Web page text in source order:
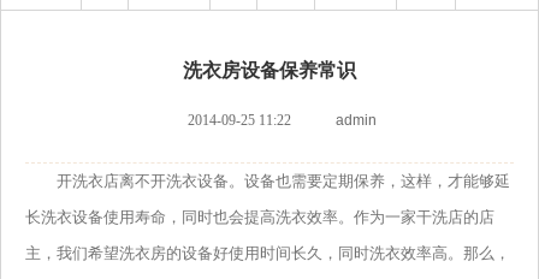
洗衣房设备保养常识
2014-09-25 11:22 admin
开洗衣店离不开洗衣设备。设备也需要定期保养，这样，才能够延
长洗衣设备使用寿命，同时也会提高洗衣效率。作为一家干洗店的店
主，我们希望洗衣房的设备好使用时间长久，同时洗衣效率高。那么，